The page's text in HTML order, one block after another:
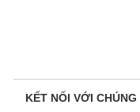
KẾT NỐI VỚI CHÚNG